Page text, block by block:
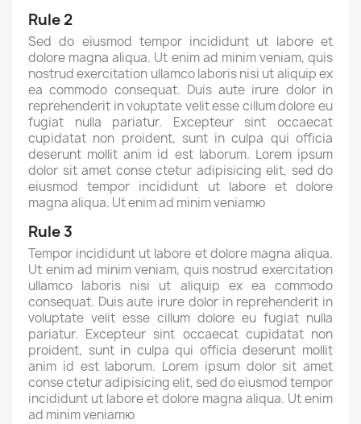
Rule 2
Sed do eiusmod tempor incididunt ut labore et
dolore magna aliqua. Ut enim ad minim veniam, quis
nostrud exercitation ullamco laboris nisi ut aliquip ex
ea commodo consequat. Duis aute irure dolor in
reprehenderit in voluptate velit esse cillum dolore eu
fugiat nulla pariatur. Excepteur sint occaecat
cupidatat non proident, sunt in culpa qui officia
deserunt mollit anim id est laborum. Lorem ipsum
dolor sit amet conse ctetur adipisicing elit, sed do
eiusmod tempor incididunt ut labore et dolore
magna aliqua. Ut enim ad minim veniamю
Rule 3
Tempor incididunt ut labore et dolore magna aliqua.
Ut enim ad minim veniam, quis nostrud exercitation
ullamco laboris nisi ut aliquip ex ea commodo
consequat. Duis aute irure dolor in reprehenderit in
voluptate velit esse cillum dolore eu fugiat nulla
pariatur. Excepteur sint occaecat cupidatat non
proident, sunt in culpa qui officia deserunt mollit
anim id est laborum. Lorem ipsum dolor sit amet
conse ctetur adipisicing elit, sed do eiusmod tempor
incididunt ut labore et dolore magna aliqua. Ut enim
ad minim veniamю